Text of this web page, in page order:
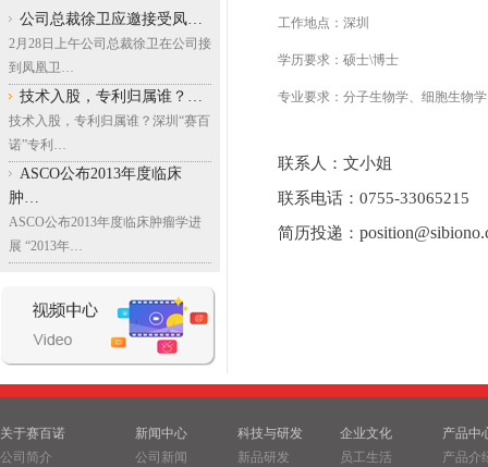
公司总裁徐卫应邀接受凤…
2月28日上午公司总裁徐卫在公司接
到凤凰卫…
技术入股，专利归属谁？…
技术入股，专利归属谁？深圳“赛百
诺”专利…
ASCO公布2013年度临床
肿…
ASCO公布2013年度临床肿瘤学进
展 “2013年…
工作地点：深圳
学历要求：硕士\博士
专业要求：分子生物学、细胞生物
联系人： 文小姐
联系电话： 0755-33065215
简历投递：
关于赛百诺
公司简介
新闻中心
公司新闻
科技与研发
新品研发
企业文化
员工生活
产品中
产品介